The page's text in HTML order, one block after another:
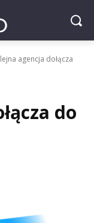
agencja dołącza
do